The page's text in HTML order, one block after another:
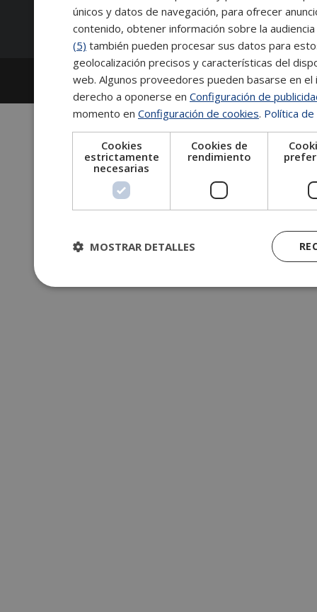
Síguenos:
2026
Escuela de Posgrado de Salamanca
Información legal
Tablón de anuncios
únicos y datos de navegación, para ofrecer
contenido, obtener información sobre la
(5) también pueden procesar sus datos para
geolocalización precisos y características del
web. Algunos proveedores pueden basarse en
derecho a oponerse en Configuración de
momento en Configuración de cookies. Política
Cookies
estrictamente
necesarias
Cookies de
rendimiento
MOSTRAR DETALLES